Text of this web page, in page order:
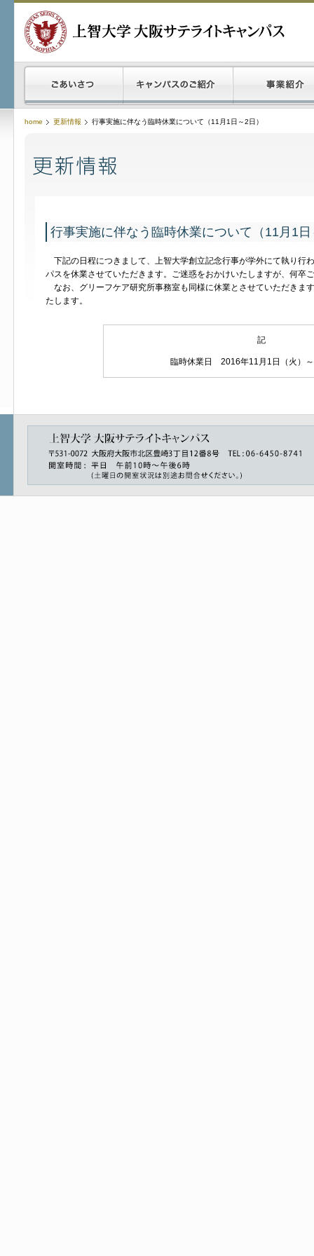
home 更新情報 行事実施に伴なう臨時休業について（11月1日～2日）
行事実施に伴なう臨時休業について（11月1
下記の日程につきまして、上智大学創立記念行事が学外にて執り行
パスを休業させていただきます。ご迷惑をおかけいたしますが、何卒
なお、グリーフケア研究所事務室も同様に休業とさせていただきま
たします。
記
臨時休業日 2016年11月1日（火）